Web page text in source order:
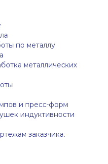
по металлу
металлических
и пресс-форм
индуктивности
заказчика.